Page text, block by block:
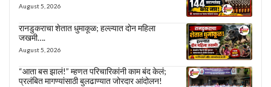
August 5, 2026
रानडुकराचा शेतात धुमाकूळ; हल्ल्यात दोन महिला
जखमी….
August 5, 2026
“आता बस झालं!” म्हणत परिचारिकांनी काम बंद केलं;
प्रलंबित मागण्यांसाठी बुलढाण्यात जोरदार आंदोलन!